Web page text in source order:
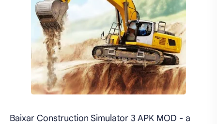
Baixar Construction Simulator 3 APK MOD - a